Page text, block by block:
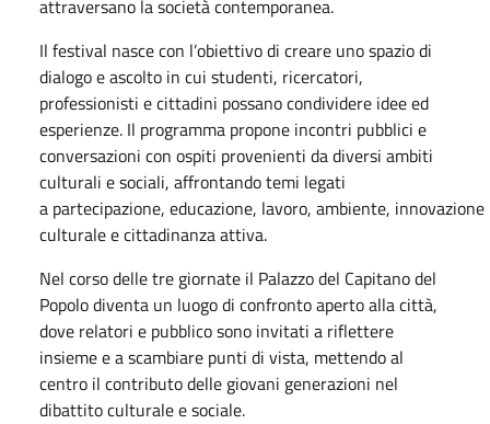
attraversano la società contemporanea.
Il festival nasce con l’obiettivo di creare uno spazio di
dialogo e ascolto in cui studenti, ricercatori,
professionisti e cittadini possano condividere idee ed
esperienze. Il programma propone incontri pubblici e
conversazioni con ospiti provenienti da diversi ambiti
culturali e sociali, affrontando temi legati
a partecipazione, educazione, lavoro, ambiente, innovazione
culturale e cittadinanza attiva.
Nel corso delle tre giornate il Palazzo del Capitano del
Popolo diventa un luogo di confronto aperto alla città,
dove relatori e pubblico sono invitati a riflettere
insieme e a scambiare punti di vista, mettendo al
centro il contributo delle giovani generazioni nel
dibattito culturale e sociale.